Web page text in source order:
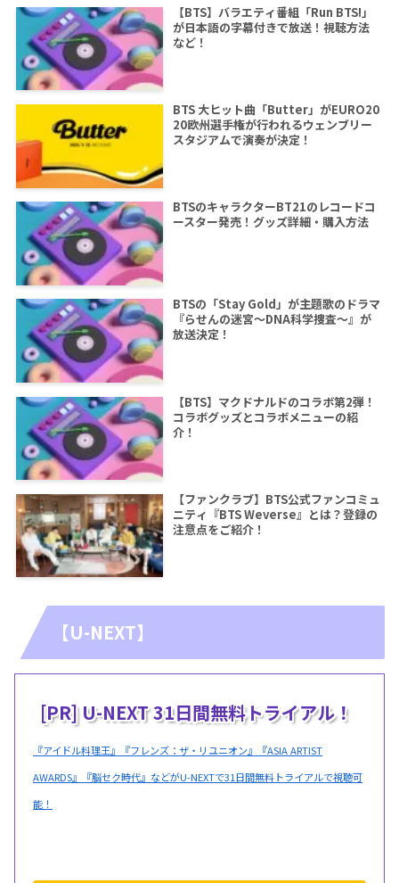
【BTS】バラエティ番組「Run BTS!」
が日本語の字幕付きで放送！視聴方法
など！
BTS 大ヒット曲「Butter」がEURO20
20欧州選手権が行われるウェンブリー
スタジアムで演奏が決定！
BTSのキャラクターBT21のレコードコ
ースター発売！グッズ詳細・購入方法
BTSの「Stay Gold」が主題歌のドラマ
『らせんの迷宮～DNA科学捜査～』が
放送決定！
【BTS】マクドナルドのコラボ第2弾！
コラボグッズとコラボメニューの紹
介！
【ファンクラブ】BTS公式ファンコミュ
ニティ『BTS Weverse』とは？登録の
注意点をご紹介！
【U-NEXT】
[PR] U-NEXT 31日間無料トライアル！
『アイドル料理王』『フレンズ：ザ・リユニオン』『ASIA ARTIST
AWARDS』『脳セク時代』などがU-NEXTで31日間無料トライアルで視聴可
能！